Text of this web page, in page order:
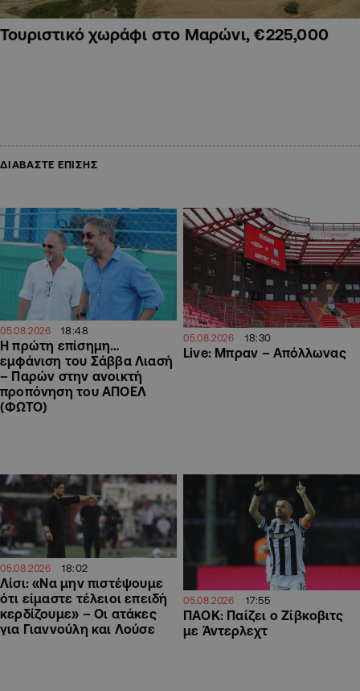
Τουριστικό χωράφι στο Μαρώνι, €225,000
ΔΙΑΒΑΣΤΕ ΕΠΙΣΗΣ
05.08.2026 18:48
Η πρώτη επίσημη…
εμφάνιση του Σάββα Λιασή
– Παρών στην ανοικτή
προπόνηση του ΑΠΟΕΛ
(ΦΩΤΟ)
05.08.2026 18:30
Live: Μπραν – Απόλλωνας
05.08.2026 18:02
Λίσι: «Να μην πιστέψουμε
ότι είμαστε τέλειοι επειδή
κερδίζουμε» – Οι ατάκες
για Γιαννούλη και Λούσε
05.08.2026 17:55
ΠΑΟΚ: Παίζει ο Ζίβκοβιτς
με Άντερλεχτ